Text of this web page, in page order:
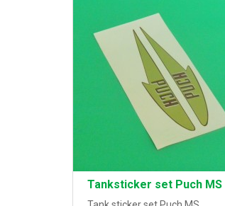
Tanksticker set Puch MS